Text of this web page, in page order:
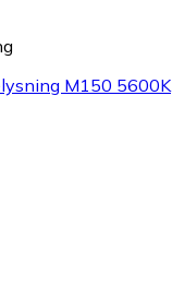
M150 5600K